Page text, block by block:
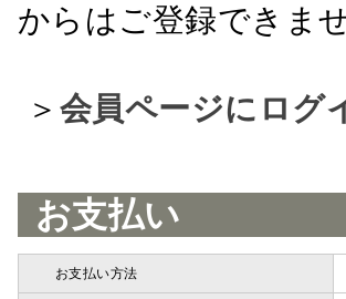
からはご登録できませ
＞ 会員ページにログ
お支払い
お支払い方法